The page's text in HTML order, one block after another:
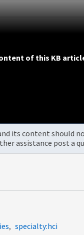
of this KB
its content should
assistance post a
specialty:hci